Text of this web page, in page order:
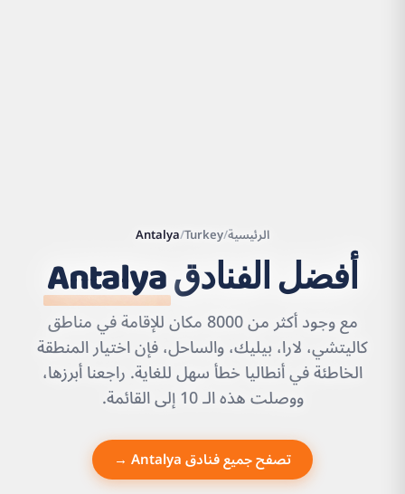
Leaflet
|©
OpenStreetMap
CARTO
الرئيسية/
Turkey
/
Antalya
أفضل الفنادقAntalya
مع وجود أكثر من 8000 مكان للإقامة في مناطق
كاليتشي، لارا، بيليك، والساحل، فإن اختيار المنطقة
الخاطئة في أنطاليا خطأ سهل للغاية. راجعنا أبرزها،
ووصلت هذه الـ 10 إلى القائمة.
تصفح جميع فنادق Antalya →